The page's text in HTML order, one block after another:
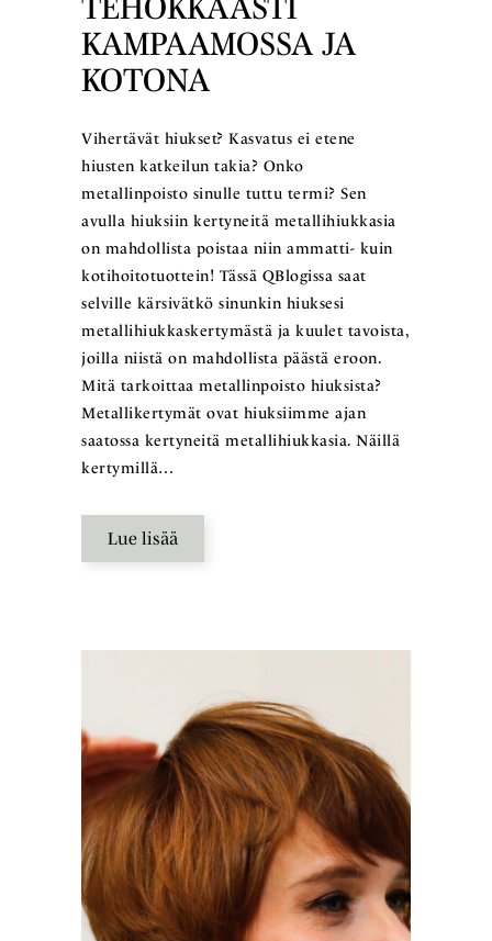
KAMPAAMOSSA JA
KOTONA
Vihertävät hiukset? Kasvatus ei etene
hiusten katkeilun takia? Onko
metallinpoisto sinulle tuttu termi? Sen
avulla hiuksiin kertyneitä metallihiukkasia
on mahdollista poistaa niin ammatti- kuin
kotihoitotuottein! Tässä QBlogissa saat
selville kärsivätkö sinunkin hiuksesi
metallihiukkaskertymästä ja kuulet tavoista,
joilla niistä on mahdollista päästä eroon.
Mitä tarkoittaa metallinpoisto hiuksista?
Metallikertymät ovat hiuksiimme ajan
saatossa kertyneitä metallihiukkasia. Näillä
kertymillä…
Lue lisää